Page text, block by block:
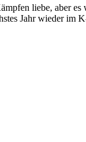
liebe, aber es
Jahr wieder im